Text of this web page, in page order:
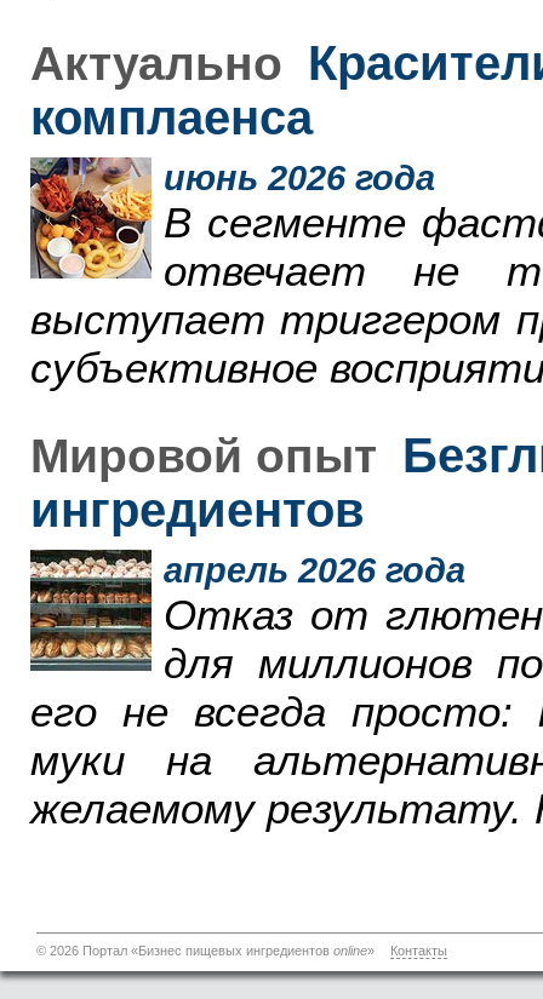
Актуально
комплаенса
июнь 2026 года
В сегменте
отвечает не
выступает триггером
субъективное
Мировой опыт
ингредиентов
апрель 2026 года
Отказ от
для миллионов
его не всегда просто:
муки на
желаемому результату.
© 2026 Портал «Бизнес пищевых ингредиентов online» Контакты